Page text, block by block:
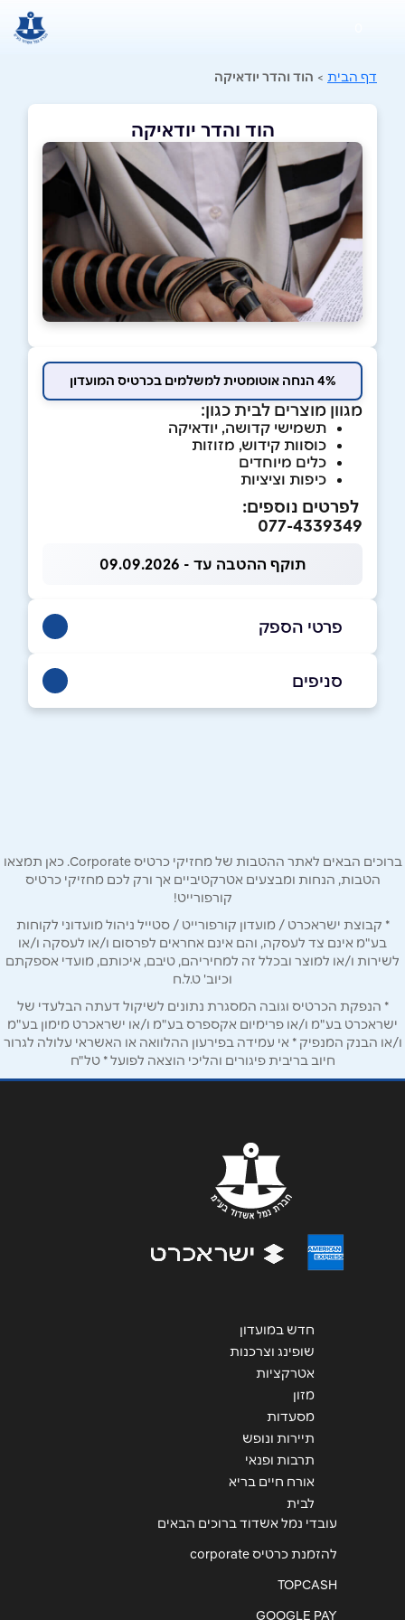
דף הבית > הוד והדר יודאיקה
הוד והדר יודאיקה
4% הנחה אוטומטית למשלמים בכרטיס המועדון
מגוון מוצרים לבית כגון:
תשמישי קדושה, יודאיקה
כוסוות קידוש, מזוזות
כלים מיוחדים
כיפות וציציות
לפרטים נוספים:
077-4339349
תוקף ההטבה עד - 09.09.2026
פרטי הספק
אימייל*
נושא*
אנא חזרו אלי בקשר ל...
הודעה*
סניפים
ברוכים הבאים לאתר ההטבות של מחזיקי כרטיס Corporate. כאן תמצאו
הטבות, הנחות ומבצעים אטרקטיביים אך ורק לכם מחזיקי כרטיס
קורפורייט!
* קבוצת ישראכרט / מועדון קורפורייט / סטייל ניהול מועדוני לקוחות
בע"מ אינם צד לעסקה, והם אינם אחראים לפרסום ו/או לעסקה ו/או
לשירות ו/או למוצר ובכלל זה למחיריהם, טיבם, איכותם, מועדי אספקתם
וכיוב' ט.ל.ח
* הנפקת הכרטיס וגובה המסגרת נתונים לשיקול דעתה הבלעדי של
ישראכרט בע"מ ו/או פרימיום אקספרס בע"מ ו/או ישראכרט מימון בע"מ
ו/או הבנק המנפיק * אי עמידה בפירעון ההלוואה או האשראי עלולה לגרור
חיוב בריבית פיגורים והליכי הוצאה לפועל * טל"ח
חדש במועדון
שופינג וצרכנות
אטרקציות
מזון
מסעדות
תיירות ונופש
תרבות ופנאי
אורח חיים בריא
לבית
עובדי נמל אשדוד ברוכים הבאים
להזמנת כרטיס corporate
TOPCASH
GOOGLE PAY